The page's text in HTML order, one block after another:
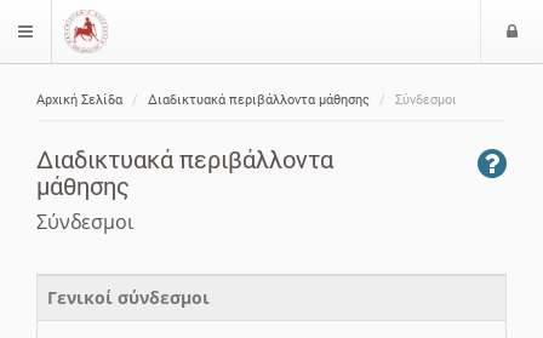
$langMenu
Αρχική Σελίδα Διαδικτυακά περιβάλλοντα μάθησης Σύνδεσμοι
Διαδικτυακά περιβάλλοντα
μάθησης
Σύνδεσμοι
Γενικοί σύνδεσμοι